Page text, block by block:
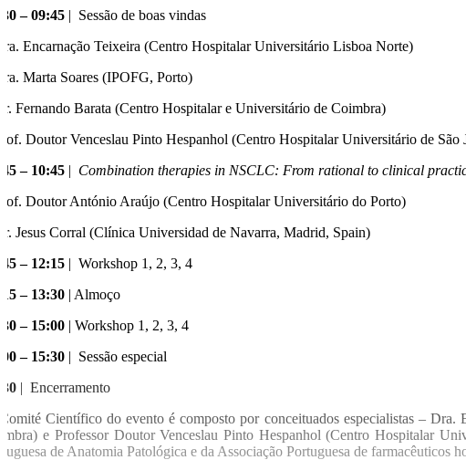
– 09:45 | Sessão de boas vindas
Encarnação Teixeira (Centro Hospitalar Universitário Lisboa Norte)
Marta Soares (IPOFG, Porto)
Fernando Barata (Centro Hospitalar e Universitário de Coimbra)
Doutor Venceslau Pinto Hespanhol (Centro Hospitalar Universitário de São
– 10:45 | Combination therapies in NSCLC: From rational to clinical
Doutor António Araújo (Centro Hospitalar Universitário do Porto)
Jesus Corral (Clínica Universidad de Navarra, Madrid, Spain)
– 12:15 | Workshop 1, 2, 3, 4
– 13:30 | Almoço
– 15:00 | Workshop 1, 2, 3, 4
– 15:30 | Sessão especial
| Encerramento
Científico do evento é composto por conceituados especialistas –
e Professor Doutor Venceslau Pinto Hespanhol (Centro Hospitalar
de Anatomia Patológica e da Associação Portuguesa de farmacêuticos